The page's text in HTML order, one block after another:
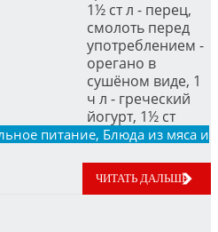
1½ ст л - перец,
смолоть перед
употреблением -
орегано в
сушёном виде, 1
ч л - греческий
йогурт, 1½ ст
питание, Блюда из мяса и
ЧИТАТЬ ДАЛЬШЕ